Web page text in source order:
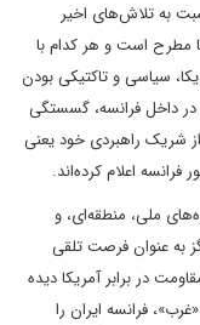
به تلاش‌های اخیر
مطرح است و هر کدام با
سیاسی و تاکتیکی بودن
در داخل فرانسه، گسستگی
شریک راهبردی خود یعنی
اعلام کرده‌اند.
ملی، منطقه‌ای، و
به عنوان فرصت تلقی
در برابر آمریکا دیده
فرانسه ایران را